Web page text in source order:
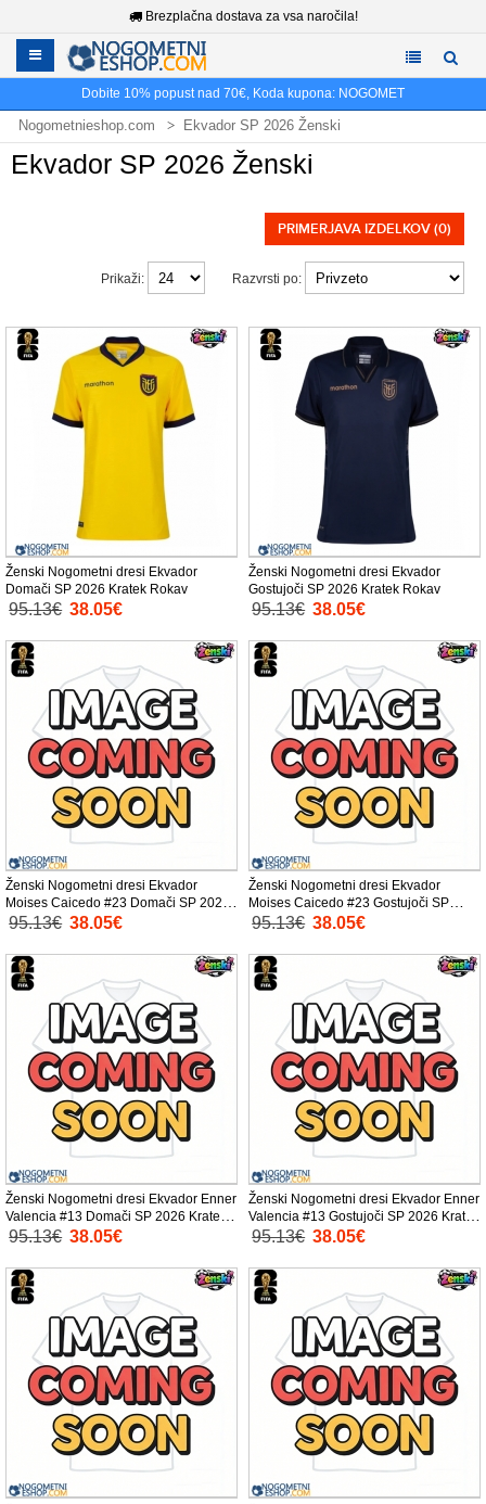
Brezplačna dostava za vsa naročila!
Dobite 10% popust nad 70€, Koda kupona: NOGOMET
Nogometnieshop.com Ekvador SP 2026 Ženski
Ekvador SP 2026 Ženski
PRIMERJAVA IZDELKOV (0)
Razvrsti po:
Prikaži:
Ženski Nogometni dresi Ekvador
Domači SP 2026 Kratek Rokav
95.13€ 38.05€
Ženski Nogometni dresi Ekvador
Gostujoči SP 2026 Kratek Rokav
95.13€ 38.05€
Ženski Nogometni dresi Ekvador
Moises Caicedo #23 Domači SP 2026
Kratek Rokav
95.13€ 38.05€
Ženski Nogometni dresi Ekvador
Moises Caicedo #23 Gostujoči SP
2026 Kratek Rokav
95.13€ 38.05€
Ženski Nogometni dresi Ekvador Enner
Valencia #13 Domači SP 2026 Kratek
Rokav
95.13€ 38.05€
Ženski Nogometni dresi Ekvador Enner
Valencia #13 Gostujoči SP 2026 Kratek
Rokav
95.13€ 38.05€